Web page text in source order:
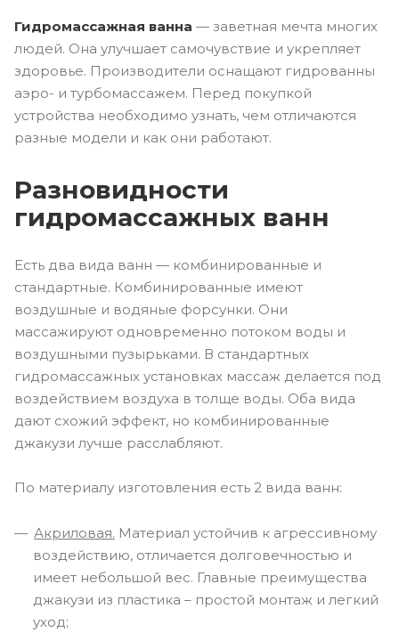
Гидромассажная ванна — заветная мечта многих
людей. Она улучшает самочувствие и укрепляет
здоровье. Производители оснащают гидрованны
аэро- и турбомассажем. Перед покупкой
устройства необходимо узнать, чем отличаются
разные модели и как они работают.
Разновидности
гидромассажных ванн
Есть два вида ванн — комбинированные и
стандартные. Комбинированные имеют
воздушные и водяные форсунки. Они
массажируют одновременно потоком воды и
воздушными пузырьками. В стандартных
гидромассажных установках массаж делается под
воздействием воздуха в толще воды. Оба вида
дают схожий эффект, но комбинированные
джакузи лучше расслабляют.
По материалу изготовления есть 2 вида ванн:
Акриловая. Материал устойчив к агрессивному
воздействию, отличается долговечностью и
имеет небольшой вес. Главные преимущества
джакузи из пластика – простой монтаж и легкий
уход;